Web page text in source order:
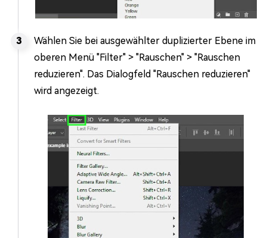
Wählen Sie bei ausgewählter duplizierter Ebene im
oberen Menü "Filter" > "Rauschen" > "Rauschen
reduzieren". Das Dialogfeld "Rauschen reduzieren"
wird angezeigt.